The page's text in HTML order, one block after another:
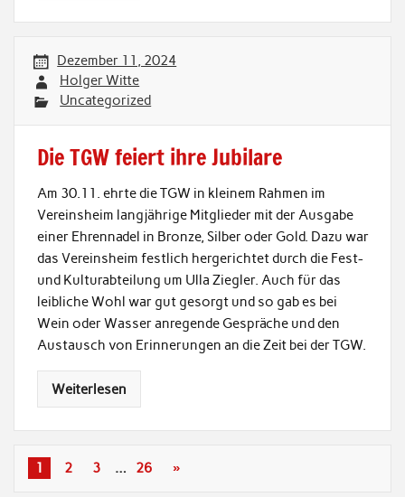
Dezember 11, 2024
Holger Witte
Uncategorized
Die TGW feiert ihre Jubilare
Am 30.11. ehrte die TGW in kleinem Rahmen im
Vereinsheim langjährige Mitglieder mit der Ausgabe
einer Ehrennadel in Bronze, Silber oder Gold. Dazu war
das Vereinsheim festlich hergerichtet durch die Fest-
und Kulturabteilung um Ulla Ziegler. Auch für das
leibliche Wohl war gut gesorgt und so gab es bei
Wein oder Wasser anregende Gespräche und den
Austausch von Erinnerungen an die Zeit bei der TGW.
Weiterlesen
1 2 3 … 26 »